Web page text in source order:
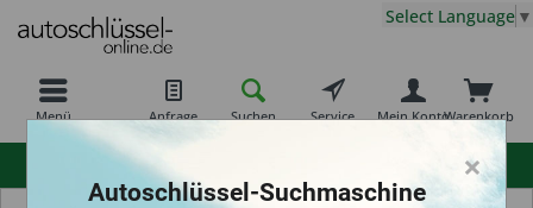
Menü Anfrage Suchen Service Warenkorb
Mein Konto
Select Language ▼
×
Autoschlüssel-Suchmaschine